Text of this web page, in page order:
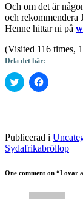
Och om det är
och rekommendera
Henne hittar ni på
(Visited 116 times,
Dela det här:
Klicka
för
i
ett
nytt
Klicka
för
i
ett
nytt
Publicerad i
Sydafrikabröllop
One comment on “Lovar